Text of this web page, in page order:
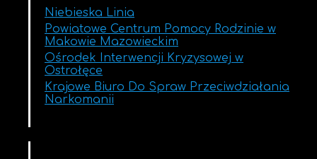
Niebieska Linia
Powiatowe Centrum Pomocy Rodzinie w
Makowie Mazowieckim
Ośrodek Interwencji Kryzysowej w
Ostrołęce
Krajowe Biuro Do Spraw Przeciwdziałania
Narkomanii